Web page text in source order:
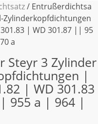
/ Entrußerdichtsa
Zylinderkopfdichtungen
| WD 301.87 || 95
a
Steyr 3 Zylinder
|
| WD 301.83
955 a | 964 |